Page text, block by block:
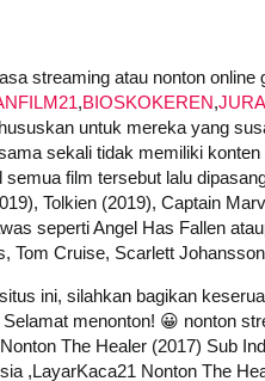
streaming atau nonton online
,BIOSKOKEREN,
untuk mereka yang
sekali tidak memiliki
film tersebut lalu
Tolkien (2019), Captain
seperti Angel Has Fallen
Tom Cruise, Scarlett
ini, silahkan bagikan
menonton! 😀 nonton
The Healer (2017) Sub
,LayarKaca21 Nonton The